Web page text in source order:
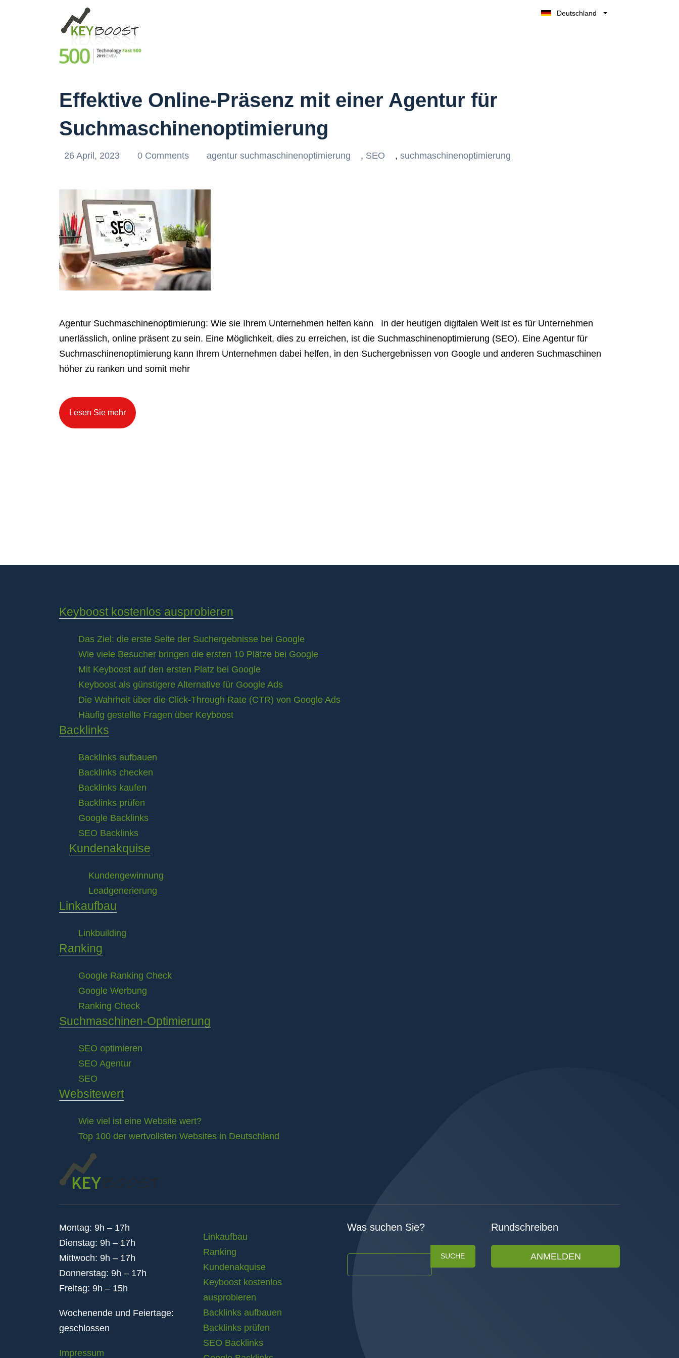
Deutschland
Effektive Online-Präsenz mit einer Agentur für
Suchmaschinenoptimierung
26 April, 2023 0 Comments agentur suchmaschinenoptimierung , SEO , suchmaschinenoptimierung
Agentur Suchmaschinenoptimierung: Wie sie Ihrem Unternehmen helfen kann In der heutigen digitalen Welt ist es für Unternehmen
unerlässlich, online präsent zu sein. Eine Möglichkeit, dies zu erreichen, ist die Suchmaschinenoptimierung (SEO). Eine Agentur für
Suchmaschinenoptimierung kann Ihrem Unternehmen dabei helfen, in den Suchergebnissen von Google und anderen Suchmaschinen
höher zu ranken und somit mehr
Lesen Sie mehr
Keyboost kostenlos ausprobieren
Das Ziel: die erste Seite der Suchergebnisse bei Google
Wie viele Besucher bringen die ersten 10 Plätze bei Google
Mit Keyboost auf den ersten Platz bei Google
Keyboost als günstigere Alternative für Google Ads
Die Wahrheit über die Click-Through Rate (CTR) von Google Ads
Häufig gestellte Fragen über Keyboost
Backlinks
Backlinks aufbauen
Backlinks checken
Backlinks kaufen
Backlinks prüfen
Google Backlinks
SEO Backlinks
Kundenakquise
Kundengewinnung
Leadgenerierung
Linkaufbau
Linkbuilding
Ranking
Google Ranking Check
Google Werbung
Ranking Check
Suchmaschinen-Optimierung
SEO optimieren
SEO Agentur
SEO
Websitewert
Wie viel ist eine Website wert?
Top 100 der wertvollsten Websites in Deutschland
Montag: 9h – 17h
Dienstag: 9h – 17h
Mittwoch: 9h – 17h
Donnerstag: 9h – 17h
Freitag: 9h – 15h
Wochenende und Feiertage:
geschlossen
Impressum
Linkaufbau
Ranking
Kundenakquise
Keyboost kostenlos
ausprobieren
Backlinks aufbauen
Backlinks prüfen
SEO Backlinks
Was suchen Sie?
SUCHE
Rundschreiben
ANMELDEN